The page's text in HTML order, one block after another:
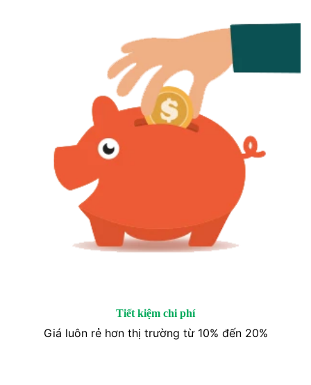
Tiết kiệm chi phí
Giá luôn rẻ hơn thị trường từ 10% đến 20%